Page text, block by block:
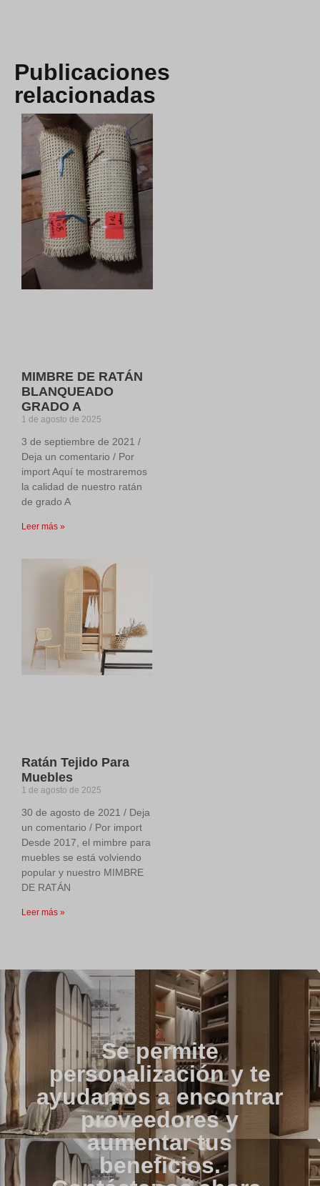
Publicaciones
relacionadas
MIMBRE DE RATÁN
BLANQUEADO
GRADO A
1 de agosto de 2025
3 de septiembre de 2021 /
Deja un comentario / Por
import Aquí te mostraremos
la calidad de nuestro ratán
de grado A
Leer más »
Ratán Tejido Para
Muebles
1 de agosto de 2025
30 de agosto de 2021 / Deja
un comentario / Por import
Desde 2017, el mimbre para
muebles se está volviendo
popular y nuestro MIMBRE
DE RATÁN
Leer más »
Se permite
personalización y te
ayudamos a encontrar
proveedores y
aumentar tus
beneficios.